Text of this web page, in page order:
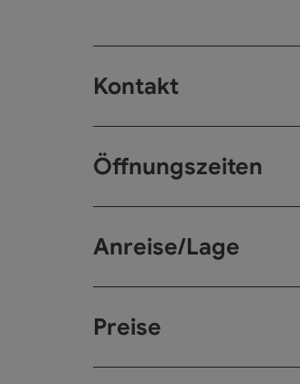
Kontakt
Öffnungszeiten
Anreise/Lage
Preise